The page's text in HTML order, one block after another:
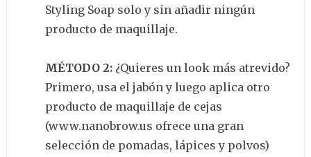
Styling Soap solo y sin añadir ningún
producto de maquillaje.
MÉTODO 2: ¿Quieres un look más atrevido?
Primero, usa el jabón y luego aplica otro
producto de maquillaje de cejas
(www.nanobrow.us ofrece una gran
selección de pomadas, lápices y polvos)